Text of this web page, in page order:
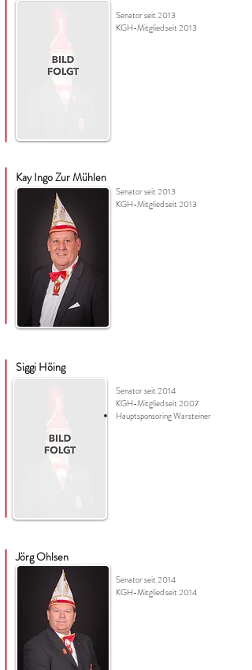
Senator seit 2013
KGH-Mitglied seit 2013
Kay Ingo Zur Mühlen
Senator seit 2013
KGH-Mitglied seit 2013
Siggi Höing
Senator seit 2014
KGH-Mitglied seit 2007
Hauptsponsoring Warsteiner
Jörg Ohlsen
Senator seit 2014
KGH-Mitglied seit 2014